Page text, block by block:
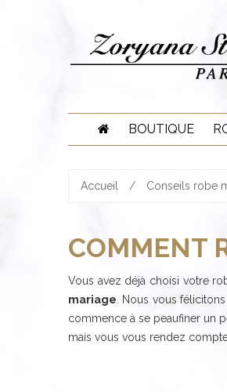
BOUTIQUE
Accueil / Conseils robe
COMMENT
Vous avez déjà choisi votre
mariage . Nous vous
commence à se peaufiner un
mais vous vous rendez